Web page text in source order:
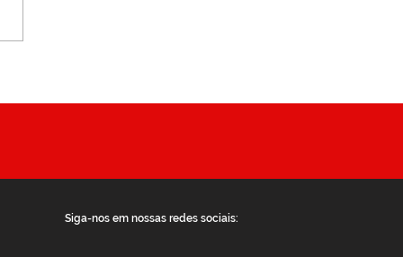
💙
Siga-nos em nossas redes sociais: